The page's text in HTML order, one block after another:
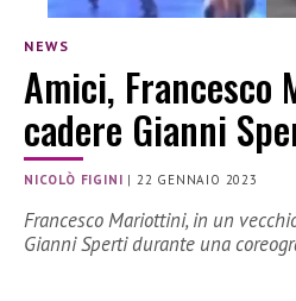
NEWS
Amici,
cadere Gianni
NICOLÒ FIGINI | 22 GENNAIO 2023
Francesco Mariottini, in un
Gianni Sperti durante una